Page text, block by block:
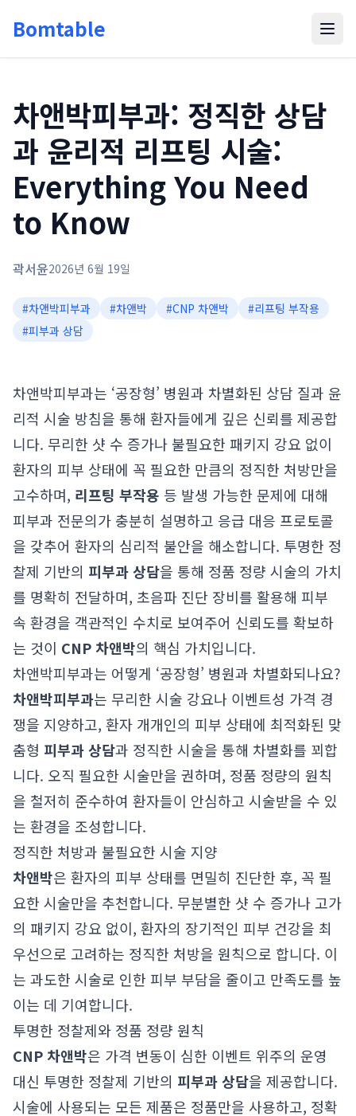
Bomtable
차앤박피부과: 정직한 상담
과 윤리적 리프팅 시술:
Everything You Need
to Know
곽서윤2026년 6월 19일
#차앤박피부과 #차앤박 #CNP 차앤박 #리프팅 부작용
#피부과 상담
차앤박피부과는 ‘공장형’ 병원과 차별화된 상담 질과 윤
리적 시술 방침을 통해 환자들에게 깊은 신뢰를 제공합
니다. 무리한 샷 수 증가나 불필요한 패키지 강요 없이
환자의 피부 상태에 꼭 필요한 만큼의 정직한 처방만을
고수하며, 리프팅 부작용 등 발생 가능한 문제에 대해
피부과 전문의가 충분히 설명하고 응급 대응 프로토콜
을 갖추어 환자의 심리적 불안을 해소합니다. 투명한 정
찰제 기반의 피부과 상담을 통해 정품 정량 시술의 가치
를 명확히 전달하며, 초음파 진단 장비를 활용해 피부
속 환경을 객관적인 수치로 보여주어 신뢰도를 확보하
는 것이 CNP 차앤박의 핵심 가치입니다.
차앤박피부과는 어떻게 ‘공장형’ 병원과 차별화되나요?
차앤박피부과는 무리한 시술 강요나 이벤트성 가격 경
쟁을 지양하고, 환자 개개인의 피부 상태에 최적화된 맞
춤형 피부과 상담과 정직한 시술을 통해 차별화를 꾀합
니다. 오직 필요한 시술만을 권하며, 정품 정량의 원칙
을 철저히 준수하여 환자들이 안심하고 시술받을 수 있
는 환경을 조성합니다.
정직한 처방과 불필요한 시술 지양
차앤박은 환자의 피부 상태를 면밀히 진단한 후, 꼭 필
요한 시술만을 추천합니다. 무분별한 샷 수 증가나 고가
의 패키지 강요 없이, 환자의 장기적인 피부 건강을 최
우선으로 고려하는 정직한 처방을 원칙으로 합니다. 이
는 과도한 시술로 인한 피부 부담을 줄이고 만족도를 높
이는 데 기여합니다.
투명한 정찰제와 정품 정량 원칙
CNP 차앤박은 가격 변동이 심한 이벤트 위주의 운영
대신 투명한 정찰제 기반의 피부과 상담을 제공합니다.
시술에 사용되는 모든 제품은 정품만을 사용하고, 정확